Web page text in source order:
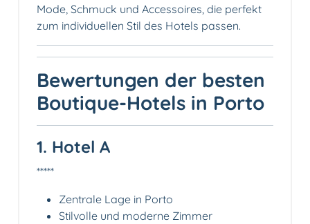
Mode, Schmuck und Accessoires, die perfekt
zum individuellen Stil des Hotels passen.
Bewertungen der besten
Boutique-Hotels in Porto
1. Hotel A
*****
Zentrale Lage in Porto
Stilvolle und moderne Zimmer